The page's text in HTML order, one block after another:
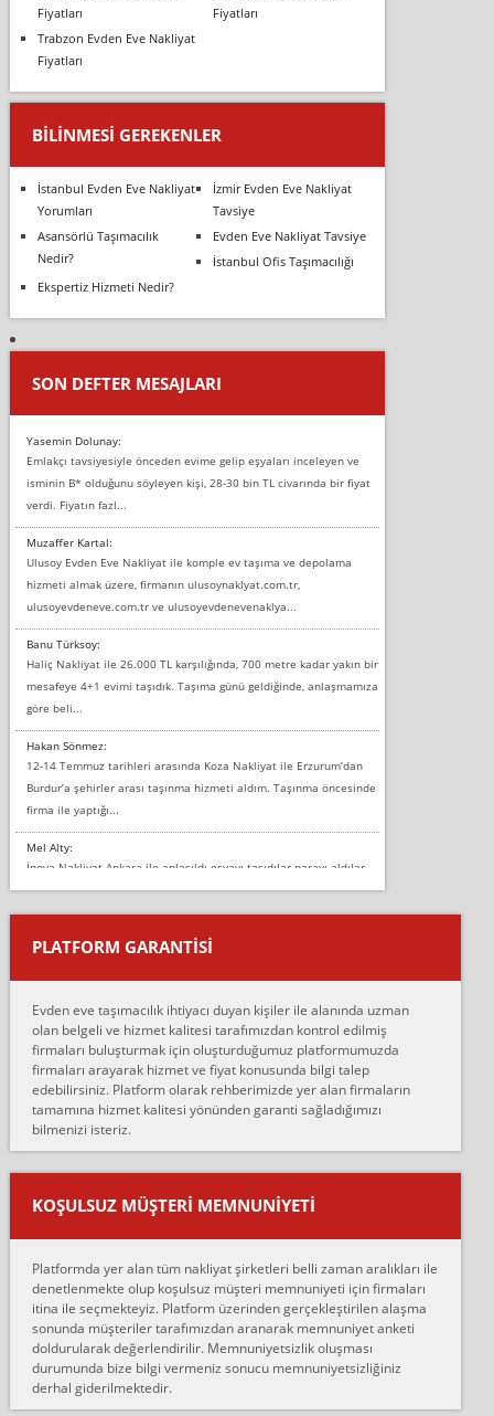
Fiyatları
Fiyatları
Trabzon Evden Eve Nakliyat
Fiyatları
BILINMESI GEREKENLER
İstanbul Evden Eve Nakliyat
Yorumları
İzmir Evden Eve Nakliyat
Tavsiye
Asansörlü Taşımacılık
Nedir?
Evden Eve Nakliyat Tavsiye
İstanbul Ofis Taşımacılığı
Ekspertiz Hizmeti Nedir?
SON DEFTER MESAJLARI
Yasemin Dolunay:
Emlakçı tavsiyesiyle önceden evime gelip eşyaları inceleyen ve
isminin B* olduğunu söyleyen kişi, 28-30 bin TL civarında bir fiyat
verdi. Fiyatın fazl...
Muzaffer Kartal:
Ulusoy Evden Eve Nakliyat ile komple ev taşıma ve depolama
hizmeti almak üzere, firmanın ulusoynaklyat.com.tr,
ulusoyevdeneve.com.tr ve ulusoyevdenevenaklya...
Banu Türksoy:
Haliç Nakliyat ile 26.000 TL karşılığında, 700 metre kadar yakın bir
mesafeye 4+1 evimi taşıdık. Taşıma günü geldiğinde, anlaşmamıza
göre beli...
Hakan Sönmez:
12-14 Temmuz tarihleri arasında Koza Nakliyat ile Erzurum’dan
Burdur’a şehirler arası taşınma hizmeti aldım. Taşınma öncesinde
firma ile yaptığı...
Mel Alty:
İnova Nakliyat Ankara ile anlaşıldı eşyayı taşıdılar parayı aldılar.
Salon duvarına bir baktım birisi boydan alüminyum renkli bantı
yapıştırm...
Murat:
çalıştıklarını, müş...
Ahmet:
Lüleburgaz güngünes evden eve naklyat eşyalarımı taşımak için
anlaştık sabah eve geldiklerinde de eşyalarımı düzgün şekilde
sarcaz demelerine r...
mehmet güldü:
Ankara ALİCANLAR NAKLİYAT Tutarsız ve ticari ahlak problemleri
var verdikleri fiyat teklifini arttırdılar. Sonrasında taşıma gününde
oldukça tutarsı...
Ankara Alicanlar naklyat tel 5465524025. 2600 TL'ye ankaradan
Konya ya Alicanlar naklyat la anlaştık bu şahıs evin taşınacağı gün
fiyatın mazoto gele...
Fatih kokmese:
Diyarbakır dan eşyamı getirtmek için anlaştım sözleşme yaptım.
Son anda fiyat artırdılar.. mecburiyetten tasittim.. bu kişiler ağrılı
PLATFORM GARANTİSİ
Evden eve taşımacılık ihtiyacı duyan kişiler ile alanında uzman
olan belgeli ve hizmet kalitesi tarafımızdan kontrol edilmiş
firmaları buluşturmak için oluşturduğumuz platformumuzda
firmaları arayarak hizmet ve fiyat konusunda bilgi talep
edebilirsiniz. Platform olarak rehberimizde yer alan firmaların
tamamına hizmet kalitesi yönünden garanti sağladığımızı
bilmenizi isteriz.
KOŞULSUZ MÜŞTERI MEMNUNIYETI
Platformda yer alan tüm nakliyat şirketleri belli zaman aralıkları ile
denetlenmekte olup koşulsuz müşteri memnuniyeti için firmaları
itina ile seçmekteyiz. Platform üzerinden gerçekleştirilen alaşma
sonunda müşteriler tarafımızdan aranarak memnuniyet anketi
doldurularak değerlendirilir. Memnuniyetsizlik oluşması
durumunda bize bilgi vermeniz sonucu memnuniyetsizliğiniz
derhal giderilmektedir.